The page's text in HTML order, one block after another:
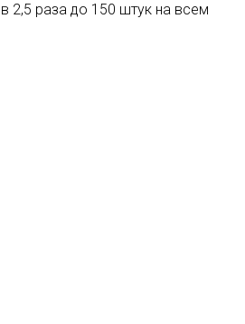
2,5 раза до 150 штук на всем